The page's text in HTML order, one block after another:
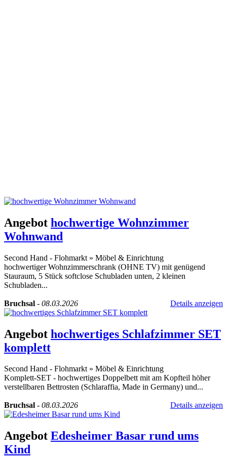
Angebot hochwertige Wohnzimmer
Wohnwand
Second Hand - Flohmarkt » Möbel & Einrichtung
hochwertiger Wohnzimmerschrank (OHNE TV) mit genügend
Stauraum, 5 Stück softclose Schubladen unten, 2 kleinen
Schubladen...
Bruchsal - 08.03.2026 Details anzeigen
Angebot hochwertiges Schlafzimmer SET
komplett
Second Hand - Flohmarkt » Möbel & Einrichtung
Komplett-SET - hochwertiges Doppelbett mit am Kopfteil höher
verstellbaren Bettrosten (Schlaraffia, Made in Germany) und...
Bruchsal - 08.03.2026 Details anzeigen
Angebot Edesheimer Basar rund ums
Kind